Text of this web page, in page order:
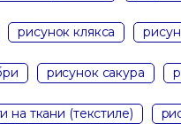
рисунок клякса
рисунок сакура
на ткани (текстиле)